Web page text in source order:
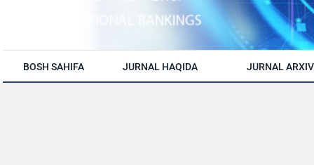
BOSH SAHIFA JURNAL HAQIDA JURNAL